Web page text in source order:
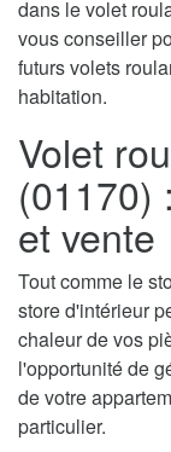
dans le volet
vous conseiller
futurs volets
habitation.
Volet
(01170)
et vente
Tout comme le
store d'intérieur
chaleur de vos
l'opportunité de
de votre
particulier.